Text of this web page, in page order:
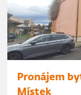
Pronájem
Místek